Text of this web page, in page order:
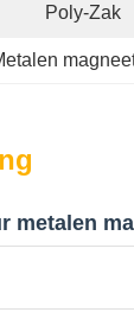
Poly-Zak
metalen